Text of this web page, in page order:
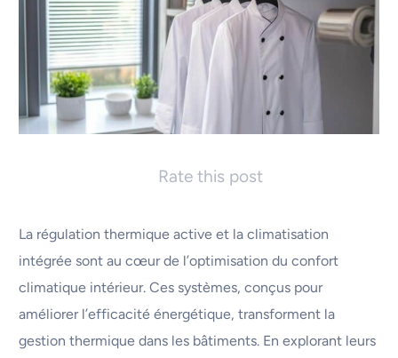
Rate this post
La régulation thermique active et la climatisation
intégrée sont au cœur de l’optimisation du confort
climatique intérieur. Ces systèmes, conçus pour
améliorer l’efficacité énergétique, transforment la
gestion thermique dans les bâtiments. En explorant leurs